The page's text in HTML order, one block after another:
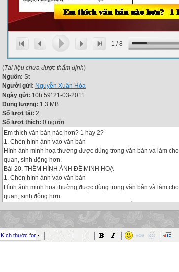
1 /8
(Tài liệu chưa được thẩm định)
Nguồn: St
Người gửi: Nguyễn Xuân Hóa
Ngày gửi: 10h:59' 21-03-2011
Dung lượng: 1.3 MB
Số lượt tải: 2
Số lượt thích: 0 người
Em thích văn bản nào hơn? 1 hay 2?
1. Chèn hình ảnh vào văn bản
Hình ảnh minh hoạ thường được dùng trong văn bản và làm
quan, sinh động hơn.
Bài 20. THÊM HÌNH ẢNH ĐỂ MINH HOẠ
1. Chèn hình ảnh vào văn bản
Hình ảnh minh hoạ thường được dùng trong văn bản và làm
quan, sinh động hơn.
các tệp hình ảnh (tệp đồ họa)
Để chèn hình ảnh vào văn bản, thực hiện theo các bước sau:
1. Đưa con trỏ soạn thảo vào vị trí cần chèn hình ảnh.
2. Chọn lệnh Insert  Picture  From File. Hộp thoại Insert
Kích thước font